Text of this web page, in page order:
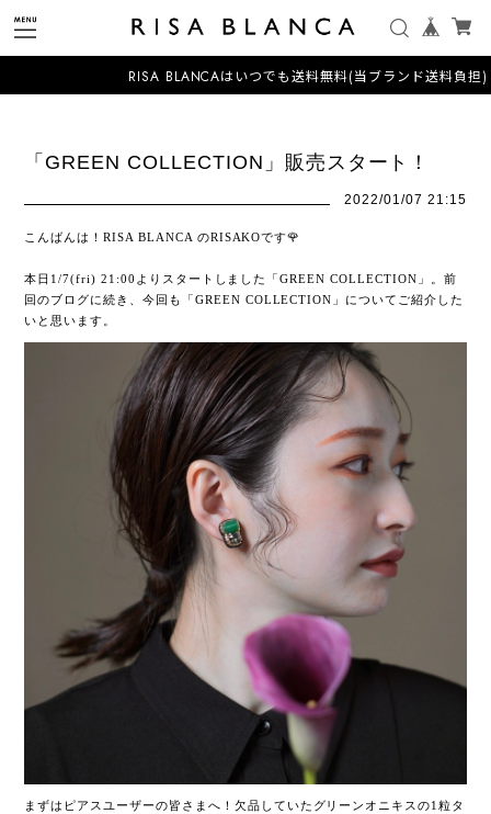
RISA BLANCAはいつでも送料無料(当ブランド送料負担)
「GREEN COLLECTION」販売スタート！
2022/01/07 21:15
こんばんは！RISA BLANCA のRISAKOです🌹
本日1/7(fri) 21:00よりスタートしました「GREEN COLLECTION」。前
回のブログに続き、今回も「GREEN COLLECTION」についてご紹介した
いと思います。
まずはピアスユーザーの皆さまへ！欠品していたグリーンオニキスの1粒タ